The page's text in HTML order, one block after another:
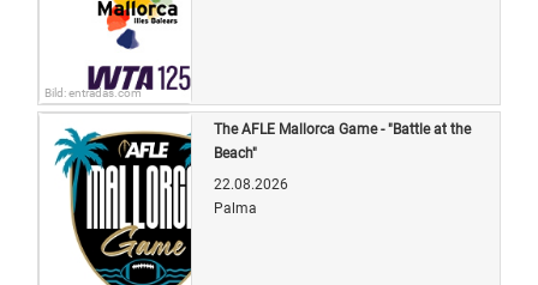
Bild: entradas.com
The AFLE Mallorca Game - "Battle at the
Beach"
22.08.2026
Palma